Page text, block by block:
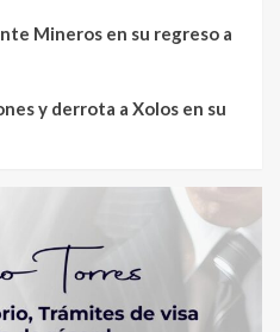
Mineros en su regreso a
y derrota a Xolos en su